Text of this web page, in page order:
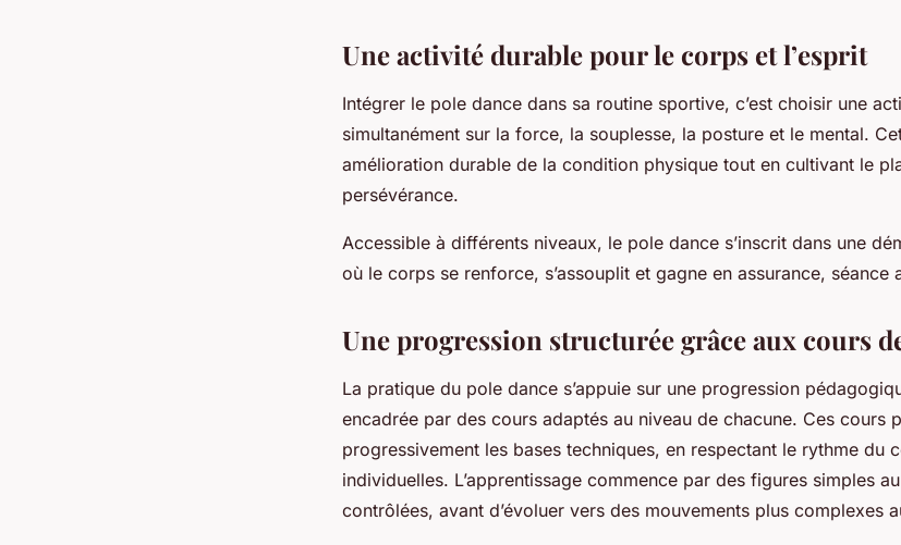
Une activité durable pour le corps et l’esprit
Intégrer le pole dance dans sa routine sportive, c’est choisir une
simultanément sur la force, la souplesse, la posture et le mental.
amélioration durable de la condition physique tout en cultivant le
persévérance.
Accessible à différents niveaux, le pole dance s’inscrit dans une
où le corps se renforce, s’assouplit et gagne en assurance, séance
Une progression structurée grâce aux cours
La pratique du pole dance s’appuie sur une progression
encadrée par des cours adaptés au niveau de chacune. Ces cours
progressivement les bases techniques, en respectant le rythme du
individuelles. L’apprentissage commence par des figures simples
contrôlées, avant d’évoluer vers des mouvements plus complexes